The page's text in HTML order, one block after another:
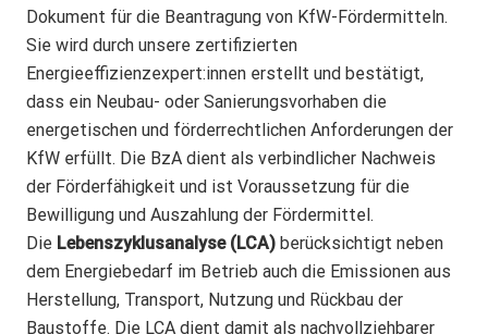
Dokument für die Beantragung von KfW-Fördermitteln.
Sie wird durch unsere zertifizierten
Energieeffizienzexpert:innen erstellt und bestätigt,
dass ein Neubau- oder Sanierungsvorhaben die
energetischen und förderrechtlichen Anforderungen der
KfW erfüllt. Die BzA dient als verbindlicher Nachweis
der Förderfähigkeit und ist Voraussetzung für die
Bewilligung und Auszahlung der Fördermittel.
Die Lebenszyklusanalyse (LCA) berücksichtigt neben
dem Energiebedarf im Betrieb auch die Emissionen aus
Herstellung, Transport, Nutzung und Rückbau der
Baustoffe. Die LCA dient damit als nachvollziehbarer